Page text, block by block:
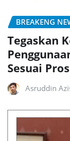
BREAKENG
Tegaskan
Sesuai
Asruddin